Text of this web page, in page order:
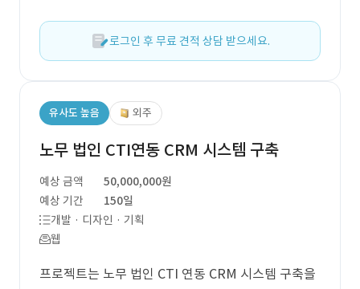
로그인 후 무료 견적 상담 받으세요.
유사도 높음 외주
노무 법인 CTI연동 CRM 시스템 구축
예상 금액
50,000,000원
예상 기간
150일
개발 · 디자인 · 기획
웹
프로젝트는 노무 법인 CTI 연동 CRM 시스템 구축을